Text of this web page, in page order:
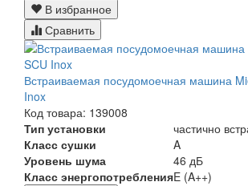
В избранное
Сравнить
Встраиваемая посудомоечная машина
Inox
Код товара: 139008
Тип установки
частично
Класс сушки
A
Уровень шума
46 дБ
Класс энергопотребленияE (A++)